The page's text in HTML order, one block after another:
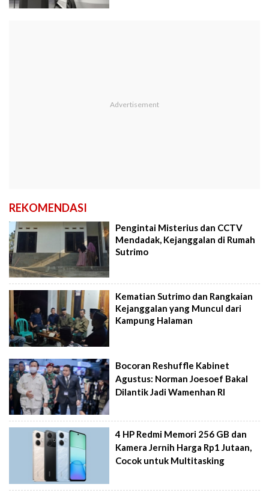
REKOMENDASI
Pengintai Misterius dan CCTV
Mendadak, Kejanggalan di Rumah
Sutrimo
Kematian Sutrimo dan Rangkaian
Kejanggalan yang Muncul dari
Kampung Halaman
Bocoran Reshuffle Kabinet
Agustus: Norman Joesoef Bakal
Dilantik Jadi Wamenhan RI
4 HP Redmi Memori 256 GB dan
Kamera Jernih Harga Rp1 Jutaan,
Cocok untuk Multitasking